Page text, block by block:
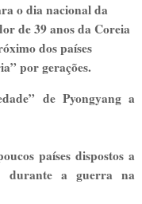
o dia nacional da
de 39 anos da Coreia
dos países
por gerações.
de Pyongyang a
países dispostos a
durante a guerra na